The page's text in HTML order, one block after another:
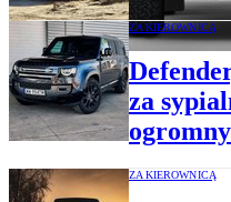
ZA KIEROWNICĄ
za
ZA KIEROWNICĄ